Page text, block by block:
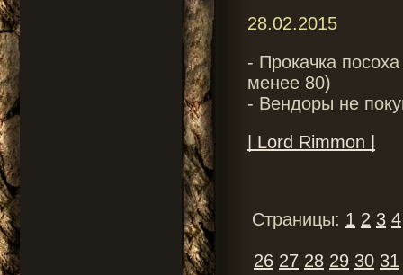
28.02.2015
- Прокачка
менее 80)
- Вендоры не
| Lord Rimmon |
Страницы: 1 2 3 4
26 27 28 29 30 31